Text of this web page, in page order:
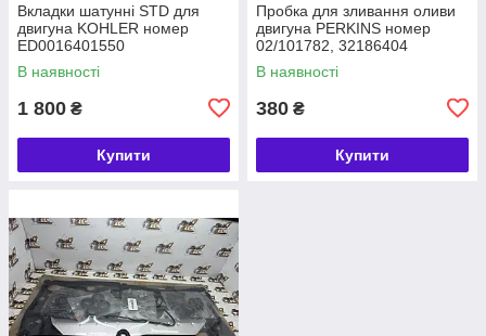
Вкладки шатунні STD для
двигуна KOHLER номер
ED0016401550
В наявності
1 800 ₴
Купити
Пробка для зливання оливи
двигуна PERKINS номер
02/101782, 32186404
В наявності
380 ₴
Купити